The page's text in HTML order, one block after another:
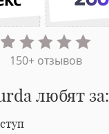
150+ отзывов
любят за: